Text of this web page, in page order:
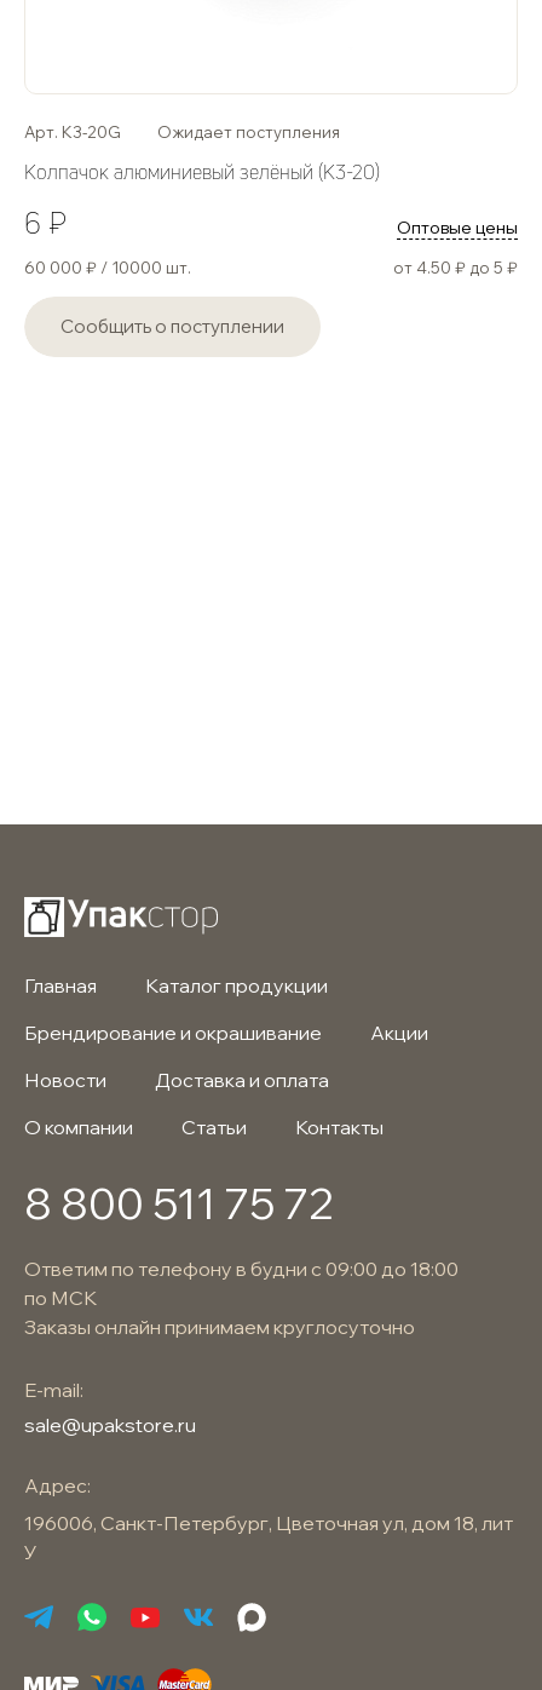
Арт. K3-20G Ожидает поступления
Колпачок алюминиевый зелёный (К3-20)
6 ₽ Оптовые цены
60 000 ₽ / 10000 шт. от 4.50 ₽ до 5 ₽
Сообщить о поступлении
Главная
Каталог продукции
Брендирование и окрашивание
Акции
Новости
Доставка и оплата
О компании
Статьи Контакты
8 800 511 75 72
Ответим по телефону в будни с 09:00 до 18:00
по МСК
Заказы онлайн принимаем круглосуточно
E-mail:
sale@upakstore.ru
Адрес:
196006, Санкт-Петербург, Цветочная ул, дом 18, лит
У